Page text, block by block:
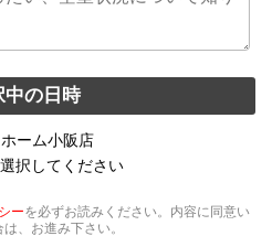
中の日時
ーム小阪店
選択してください
ーを必ずお読みください。内容に同意い
、お進み下さい。